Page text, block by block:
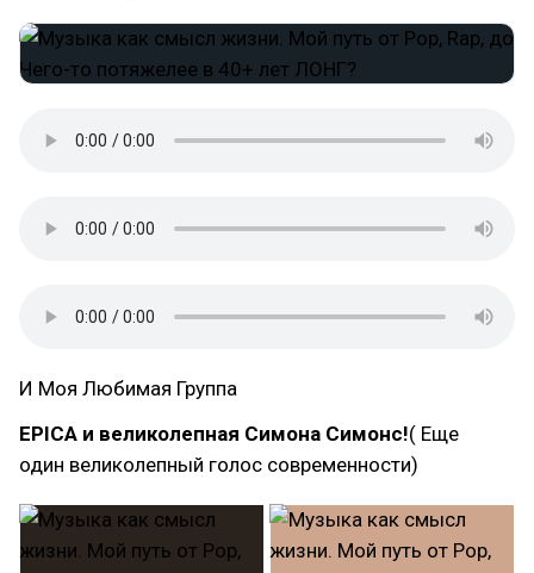
И Моя Любимая Группа
EPICA и великолепная Симона Симонс!( Еще
один великолепный голос современности)